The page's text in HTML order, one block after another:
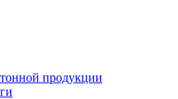
продукции